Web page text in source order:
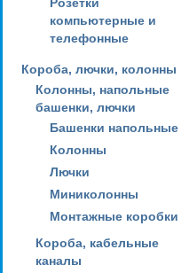
компьютерные и
телефонные
Короба, лючки, колонны
Колонны, напольные
башенки, лючки
Башенки напольные
Колонны
Лючки
Миниколонны
Монтажные коробки
Короба, кабельные
каналы